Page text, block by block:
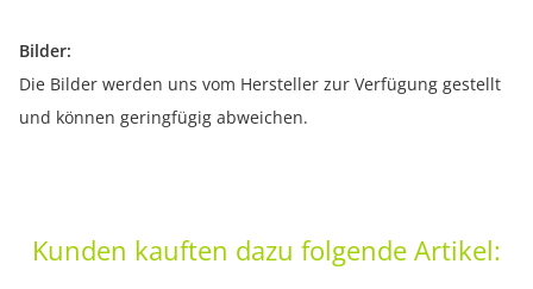
Bilder:
Die Bilder werden uns vom Hersteller zur Verfügung gestellt
und können geringfügig abweichen.
Kunden kauften dazu folgende Artikel: